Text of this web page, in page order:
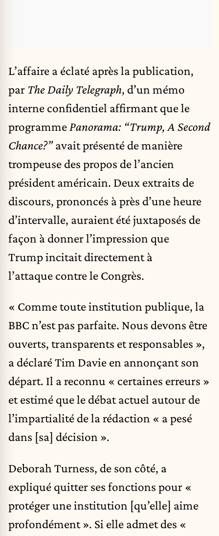
L’affaire a éclaté après la publication,
par The Daily Telegraph, d’un mémo
interne confidentiel affirmant que le
programme Panorama: “Trump, A Second
Chance?”avait présenté de manière
trompeuse des propos de l’ancien
président américain. Deux extraits de
discours, prononcés à près d’une heure
d’intervalle, auraient été juxtaposés de
façon à donner l’impression que
Trump incitait directement à
l’attaque contre le Congrès.
« Comme toute institution publique, la
BBC n’est pas parfaite. Nous devons être
ouverts, transparents et responsables »,
a déclaré Tim Davie en annonçant son
départ. Il a reconnu « certaines erreurs »
et estimé que le débat actuel autour de
l’impartialité de la rédaction « a pesé
dans [sa] décision ».
Deborah Turness, de son côté, a
expliqué quitter ses fonctions pour «
protéger une institution [qu’elle] aime
profondément ». Si elle admet des «